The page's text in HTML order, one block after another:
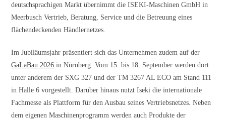
deutschsprachigen Markt übernimmt die ISEKI-Maschinen GmbH in
Meerbusch Vertrieb, Beratung, Service und die Betreuung eines
flächendeckenden Händlernetzes.
Im Jubiläumsjahr präsentiert sich das Unternehmen zudem auf der
GaLaBau 2026 in Nürnberg. Vom 15. bis 18. September werden dort
unter anderem der SXG 327 und der TM 3267 AL ECO am Stand 111
in Halle 6 vorgestellt. Darüber hinaus nutzt Iseki die internationale
Fachmesse als Plattform für den Ausbau seines Vertriebsnetzes. Neben
dem eigenen Maschinenprogramm werden auch Produkte der